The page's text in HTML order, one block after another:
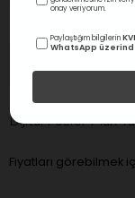
0.0
Stokta Var
Ortalama 4
Dijital Fosfor Plak
Fiyatları görebilmek
onay veriyorum.
Paylaştığım bilgilerin
WhatsApp